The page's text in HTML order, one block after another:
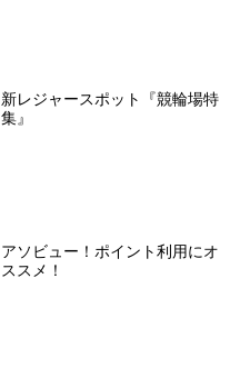
新レジャースポット『競輪場特
集』
アソビュー！ポイント利用にオ
ススメ！